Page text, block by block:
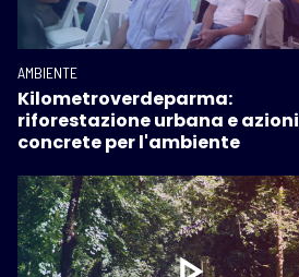
AMBIENTE
Kilometroverdeparma:
riforestazione urbana e azioni
concrete per l'ambiente